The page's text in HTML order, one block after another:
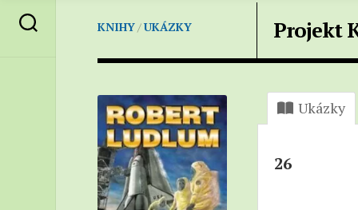
KNIHY/UKÁZKY Projekt
Ukázky
26